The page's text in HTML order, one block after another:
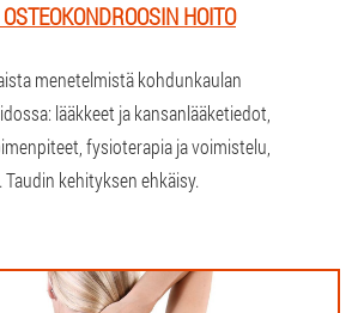
HOITO
menetelmistä kohdunkaulan
lääkkeet ja kansanlääketiedot,
fysioterapia ja voimistelu,
kehityksen ehkäisy.